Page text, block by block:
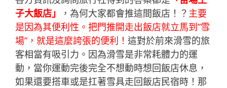
子大飯店」
，為何大家都會推這間飯店！？ 主要
是因為其便利性。把門推開走出飯店就立馬到”雪
場”，就是這麼誇張的便利！ 這對於前來滑雪的旅
客相當有吸引力。因為滑雪是非常耗體力的運
動，當你運動完後完全不想動時想回飯店休息，
如果還要搭車或是扛著雪具走回飯店民宿時！那